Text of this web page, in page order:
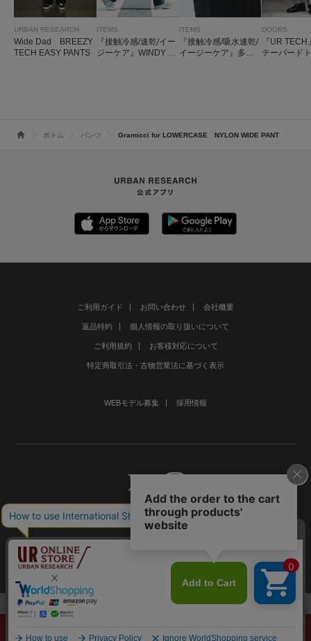
URBAN RESEARCH
Wide Dad BREEZY
TECH EASY PANTS
ITEMS
『接触冷感/速乾/イー
ジーケア』WINDY M
ITEMS
『接触冷感/吸水速乾/
イージーケア』多機
DOORS
『UR TECH
テーパード
ボトム パンツ Gramicci for LOWERCASE NYLON WIDE PANT
ご利用ガイド お問い合わせ 会社概要
返品特約 個人情報の取り扱いについて
ご利用規約 お客様対応について
特定商取引法・古物営業法に基づく表示
WEBモデル募集 採用情報
©URBAN RESEARCH Co., Ltd.All rights Reserved.